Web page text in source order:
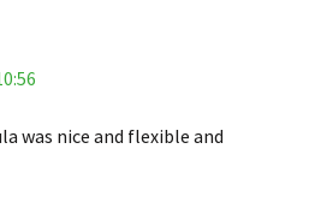
was nice and flexible and